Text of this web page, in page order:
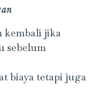
kembali jika
sebelum
biaya tetapi juga